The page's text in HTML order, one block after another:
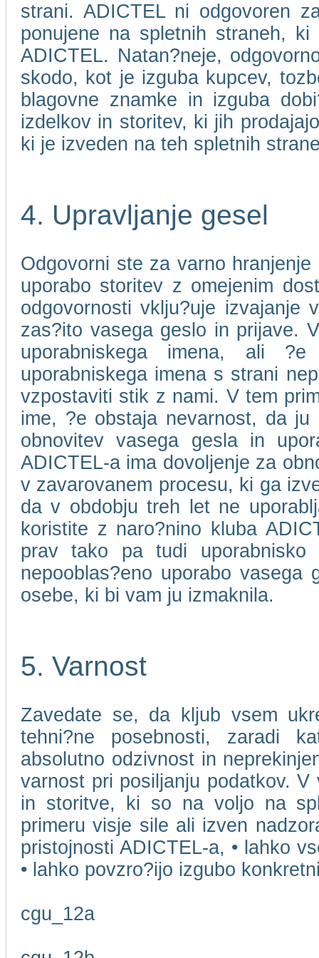
strani. ADICTEL ni odgovoren
ponujene na spletnih straneh,
ADICTEL. Natan?neje,
skodo, kot je izguba kupcev,
blagovne znamke in izguba
izdelkov in storitev, ki jih
ki je izveden na teh spletnih
4. Upravljanje gesel
Odgovorni ste za varno
uporabo storitev z omejenim
odgovornosti vklju?uje izvajanje
zas?ito vasega geslo in prijave.
uporabniskega imena, ali
uporabniskega imena s strani
vzpostaviti stik z nami. V tem
ime, ?e obstaja nevarnost, da
obnovitev vasega gesla in
ADICTEL-a ima dovoljenje za
v zavarovanem procesu, ki ga
da v obdobju treh let ne
koristite z naro?nino kluba
prav tako pa tudi
nepooblas?eno uporabo
osebe, ki bi vam ju izmaknila.
5. Varnost
Zavedate se, da kljub vsem
tehni?ne posebnosti, zaradi
absolutno odzivnost in
varnost pri posiljanju podatkov.
in storitve, ki so na voljo na
primeru visje sile ali izven
pristojnosti ADICTEL-a, • lahko
• lahko povzro?ijo izgubo
cgu_12a